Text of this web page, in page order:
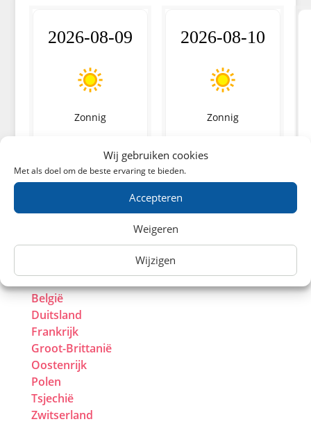
Wij gebruiken cookies
Met als doel om de beste ervaring te bieden.
Accepteren
Weigeren
Wijzigen
2026-08-09
Zonnig
19.9
Max
33.8°C
2026-08-10
Zonnig
Min
20.1
België
Duitsland
Frankrijk
Groot-Brittanië
Oostenrijk
Polen
Tsjechië
Zwitserland